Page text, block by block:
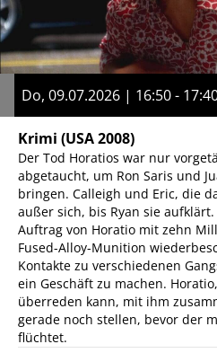
Do, 09.07.2026 | 16:50 -
Krimi (USA 2008)
Der Tod Horatios war nur
abgetaucht, um Ron Saris und
bringen. Calleigh und Eric, die
außer sich, bis Ryan sie
Auftrag von Horatio mit zehn
Fused-Alloy-Munition
Kontakte zu verschiedenen
ein Geschäft zu machen.
überreden kann, mit ihm
gerade noch stellen, bevor der
flüchtet.